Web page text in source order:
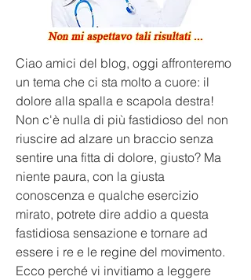
Ciao amici del blog, oggi affronteremo
un tema che ci sta molto a cuore: il
dolore alla spalla e scapola destra!
Non c'è nulla di più fastidioso del non
riuscire ad alzare un braccio senza
sentire una fitta di dolore, giusto? Ma
niente paura, con la giusta
conoscenza e qualche esercizio
mirato, potrete dire addio a questa
fastidiosa sensazione e tornare ad
essere i re e le regine del movimento.
Ecco perché vi invitiamo a leggere